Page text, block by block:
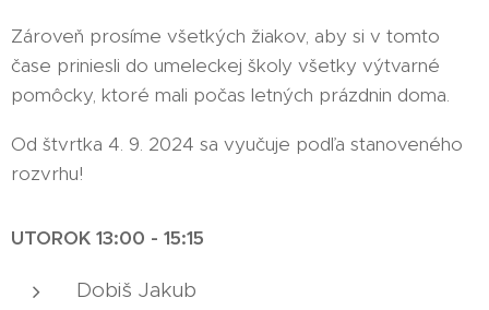
Zároveň prosíme všetkých žiakov, aby si v tomto
čase priniesli do umeleckej školy všetky výtvarné
pomôcky, ktoré mali počas letných prázdnin doma.
Od štvrtka 4. 9. 2024 sa vyučuje podľa stanoveného
rozvrhu!
UTOROK 13:00 - 15:15
Dobiš Jakub